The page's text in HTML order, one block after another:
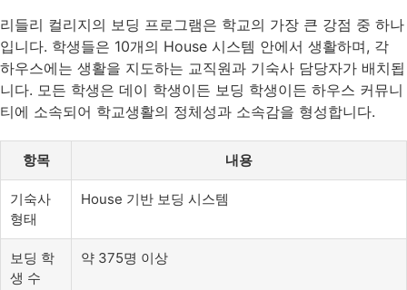
리들리 컬리지의 보딩 프로그램은 학교의 가장 큰 강점 중 하나
입니다. 학생들은 10개의 House 시스템 안에서 생활하며, 각
하우스에는 생활을 지도하는 교직원과 기숙사 담당자가 배치됩
니다. 모든 학생은 데이 학생이든 보딩 학생이든 하우스 커뮤니
티에 소속되어 학교생활의 정체성과 소속감을 형성합니다.
항목 내용
기숙사
형태
House 기반 보딩 시스템
보딩 학
생 수
약 375명 이상